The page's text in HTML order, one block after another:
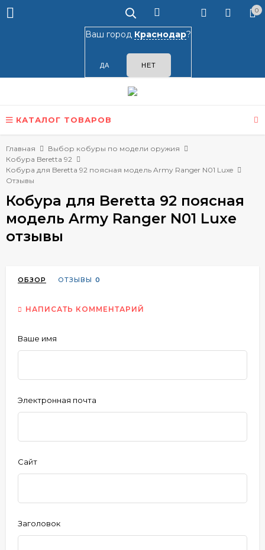
Ваш город Краснодар?
0
КАТАЛОГ ТОВАРОВ
Главная
Выбор кобуры по модели оружия
Кобура Beretta 92
Кобура для Beretta 92 поясная модель Army Ranger N01 Luxe
Отзывы
Кобура для Beretta 92 поясная
модель Army Ranger N01 Luxe
отзывы
ОБЗОР ОТЗЫВЫ 0
НАПИСАТЬ КОММЕНТАРИЙ
Ваше имя
Электронная почта
Сайт
Заголовок